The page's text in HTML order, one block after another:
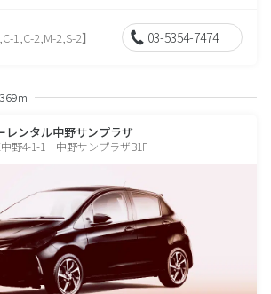
1,C-2,M-2,S-2】 03-5354-7474
レンタル中野サンプラザ
野4-1-1 中野サンプラザB1F